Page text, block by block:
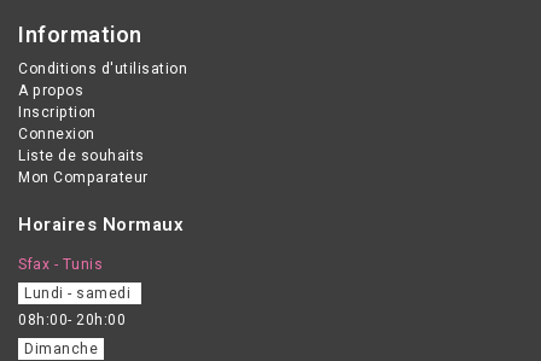
Information
Conditions d'utilisation
A propos
Inscription
Connexion
Liste de souhaits
Mon Comparateur
Horaires Normaux
Sfax - Tunis
Lundi - samedi
08h:00- 20h:00
Dimanche